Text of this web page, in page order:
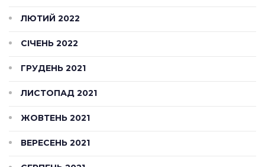
ЛЮТИЙ 2022
СІЧЕНЬ 2022
ГРУДЕНЬ 2021
ЛИСТОПАД 2021
ЖОВТЕНЬ 2021
ВЕРЕСЕНЬ 2021